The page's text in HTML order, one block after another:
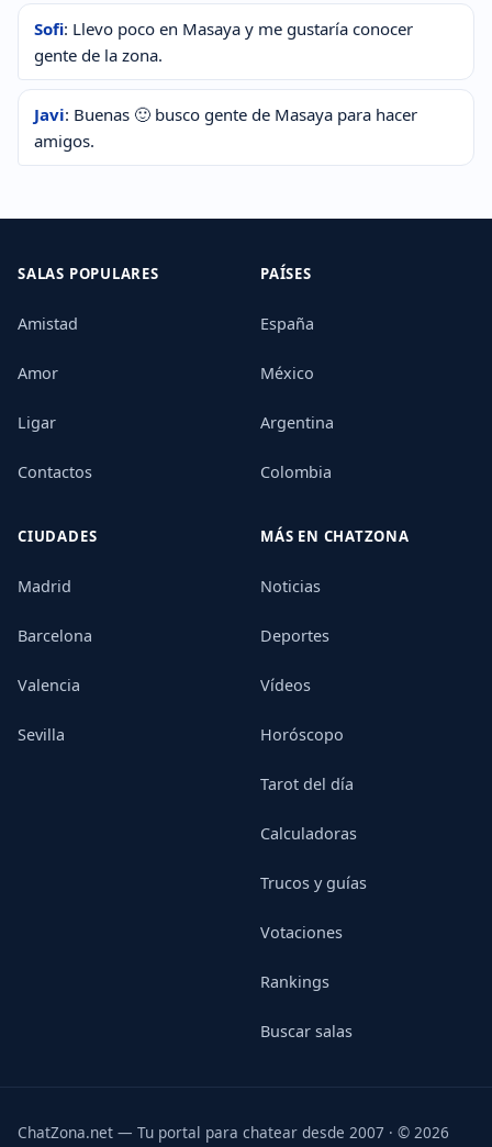
Sofi: Llevo poco en Masaya y me gustaría conocer
gente de la zona.
Javi: Buenas 🙂 busco gente de Masaya para hacer
amigos.
SALAS POPULARES
Amistad
Amor
Ligar
Contactos
PAÍSES
España
México
Argentina
Colombia
CIUDADES
Madrid
Barcelona
Valencia
Sevilla
MÁS EN CHATZONA
Noticias
Deportes
Vídeos
Horóscopo
Tarot del día
Calculadoras
Trucos y guías
Votaciones
Rankings
Buscar salas
ChatZona.net — Tu portal para chatear desde 2007 · © 2026